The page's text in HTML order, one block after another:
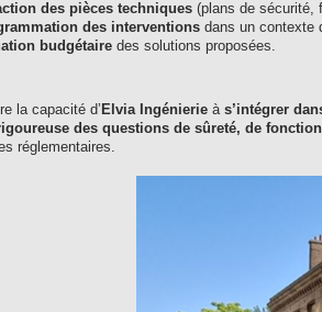
des pièces techniques(plans de sécurité,
des interventionsdans un contexte
budgétairedes solutions proposées.
la capacité d’ Elvia Ingénierieà s’intégrer
des questions de sûreté, de
réglementaires.